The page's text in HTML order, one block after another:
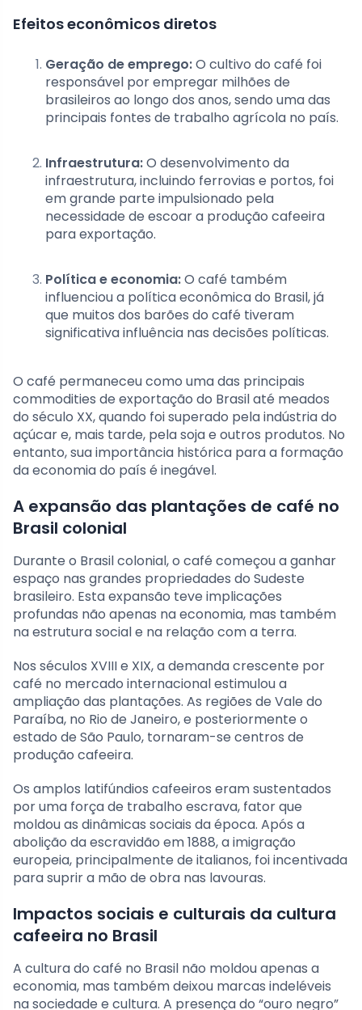
Efeitos econômicos diretos
Geração de emprego:O cultivo do café foi
responsável por empregar milhões de
brasileiros ao longo dos anos, sendo uma das
principais fontes de trabalho agrícola no país.
Infraestrutura:O desenvolvimento da
infraestrutura, incluindo ferrovias e portos, foi
em grande parte impulsionado pela
necessidade de escoar a produção cafeeira
para exportação.
Política e economia:O café também
influenciou a política econômica do Brasil, já
que muitos dos barões do café tiveram
significativa influência nas decisões políticas.
O café permaneceu como uma das principais
commodities de exportação do Brasil até meados
do século XX, quando foi superado pela indústria do
açúcar e, mais tarde, pela soja e outros produtos. No
entanto, sua importância histórica para a formação
da economia do país é inegável.
A expansão das plantações de café no
Brasil colonial
Durante o Brasil colonial, o café começou a ganhar
espaço nas grandes propriedades do Sudeste
brasileiro. Esta expansão teve implicações
profundas não apenas na economia, mas também
na estrutura social e na relação com a terra.
Nos séculos XVIII e XIX, a demanda crescente por
café no mercado internacional estimulou a
ampliação das plantações. As regiões de Vale do
Paraíba, no Rio de Janeiro, e posteriormente o
estado de São Paulo, tornaram-se centros de
produção cafeeira.
Os amplos latifúndios cafeeiros eram sustentados
por uma força de trabalho escrava, fator que
moldou as dinâmicas sociais da época. Após a
abolição da escravidão em 1888, a imigração
europeia, principalmente de italianos, foi incentivada
para suprir a mão de obra nas lavouras.
Impactos sociais e culturais da cultura
cafeeira no Brasil
A cultura do café no Brasil não moldou apenas a
economia, mas também deixou marcas indeléveis
na sociedade e cultura. A presença do “ouro negro”